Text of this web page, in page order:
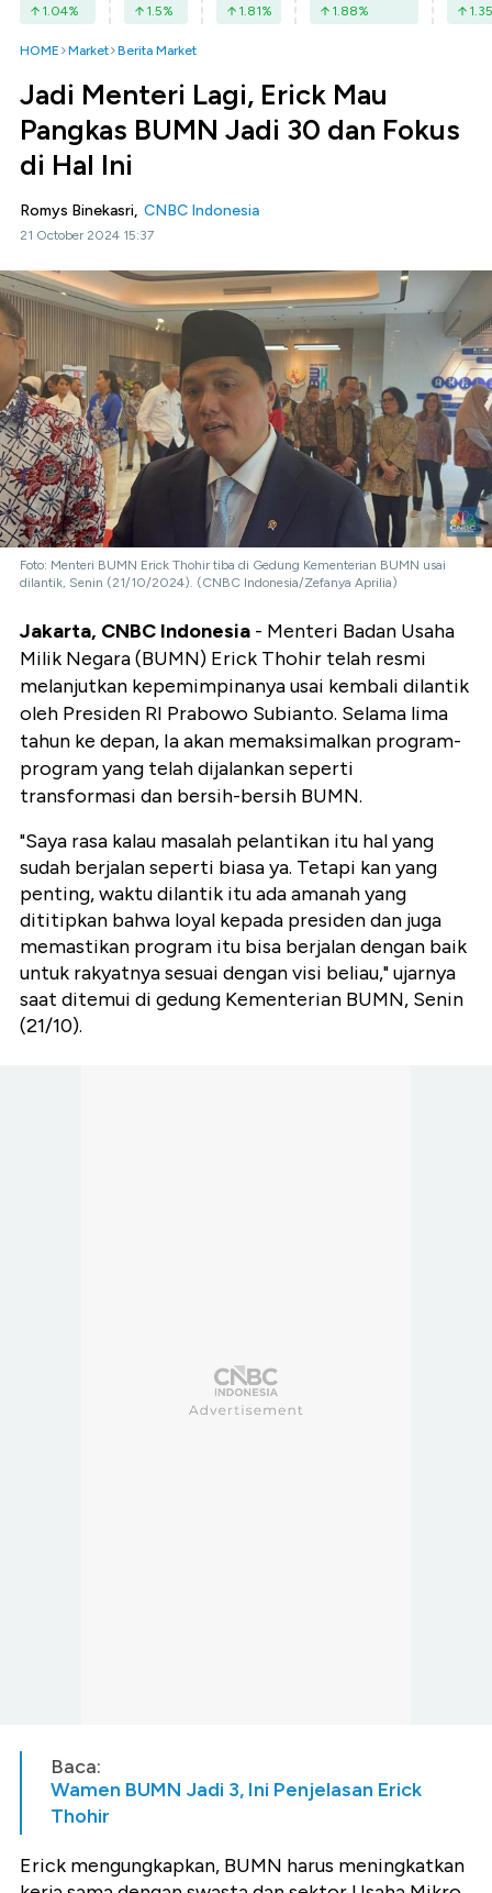
1.04% 1.5% 1.81% 1.88% 1.35
HOME Market Berita Market
Jadi Menteri Lagi, Erick Mau
Pangkas BUMN Jadi 30 dan Fokus
di Hal Ini
Romys Binekasri, CNBC Indonesia
21 October 2024 15:37
Foto: Menteri BUMN Erick Thohir tiba di Gedung Kementerian BUMN usai
dilantik, Senin (21/10/2024). (CNBC Indonesia/Zefanya Aprilia)
Jakarta, CNBC Indonesia - Menteri Badan Usaha
Milik Negara (BUMN) Erick Thohir telah resmi
melanjutkan kepemimpinanya usai kembali dilantik
oleh Presiden RI Prabowo Subianto. Selama lima
tahun ke depan, Ia akan memaksimalkan program-
program yang telah dijalankan seperti
transformasi dan bersih-bersih BUMN.
"Saya rasa kalau masalah pelantikan itu hal yang
sudah berjalan seperti biasa ya. Tetapi kan yang
penting, waktu dilantik itu ada amanah yang
dititipkan bahwa loyal kepada presiden dan juga
memastikan program itu bisa berjalan dengan baik
untuk rakyatnya sesuai dengan visi beliau," ujarnya
saat ditemui di gedung Kementerian BUMN, Senin
(21/10).
Baca:
Wamen BUMN Jadi 3, Ini Penjelasan Erick
Thohir
Erick mengungkapkan, BUMN harus meningkatkan